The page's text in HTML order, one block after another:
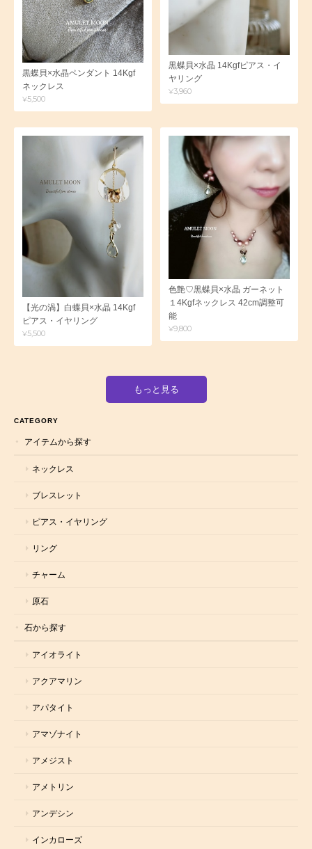
黒蝶貝×水晶ペンダント 14Kgf
ネックレス
¥5,500
黒蝶貝×水晶 14Kgfピアス・イ
ヤリング
¥3,960
【光の渦】白蝶貝×水晶 14Kgf
ピアス・イヤリング
¥5,500
色艶♡黒蝶貝×水晶 ガーネット
１4Kgfネックレス 42cm調整可
能
¥9,800
もっと見る
CATEGORY
アイテムから探す
ネックレス
ブレスレット
ピアス・イヤリング
リング
チャーム
原石
石から探す
アイオライト
アクアマリン
アパタイト
アマゾナイト
アメジスト
アメトリン
アンデシン
インカローズ